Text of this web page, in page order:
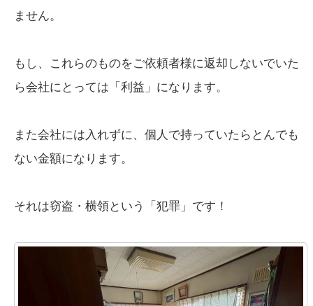
ません。
もし、これらのものをご依頼者様に返却しないでいた
ら会社にとっては「利益」になります。
また会社には入れずに、個人で持っていたらとんでも
ない金額になります。
それは窃盗・横領という「犯罪」です！